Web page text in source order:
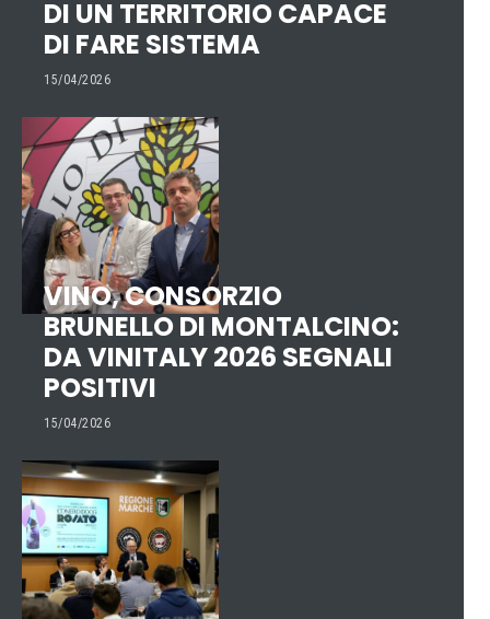
DI UN TERRITORIO CAPACE
DI FARE SISTEMA
15/04/2026
VINO, CONSORZIO
BRUNELLO DI MONTALCINO:
DA VINITALY 2026 SEGNALI
POSITIVI
15/04/2026